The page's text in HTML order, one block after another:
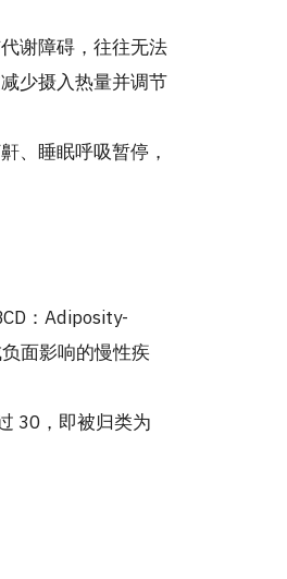
谢障碍，往往无法
少摄入热量并调节
、睡眠呼吸暂停，
：Adiposity-
面影响的慢性疾
30，即被归类为